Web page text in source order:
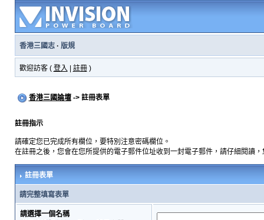
香港三國志· 版規
歡迎訪客 ( 登入 註冊)
香港三國論壇-> 註冊表單
註冊指示
請確定您已完成所有欄位，要特別注意密碼欄位。
在註冊之後，您會在您所提供的電子郵件位址收到一封電子郵件，請仔細閱讀
註冊表單
請完整填寫表單
請選擇一個名稱